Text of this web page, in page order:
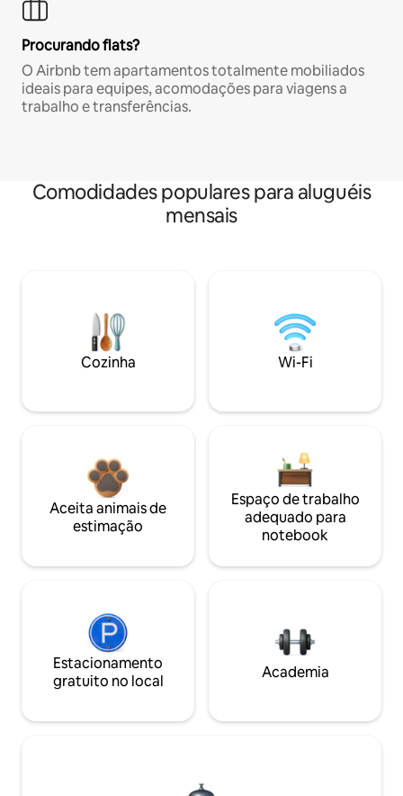
Procurando flats?
O Airbnb tem apartamentos totalmente mobiliados
ideais para equipes, acomodações para viagens a
trabalho e transferências.
Comodidades populares para aluguéis
mensais
Cozinha Wi-Fi
Aceita animais de
estimação
Espaço de trabalho
adequado para
notebook
Estacionamento
gratuito no local
Academia